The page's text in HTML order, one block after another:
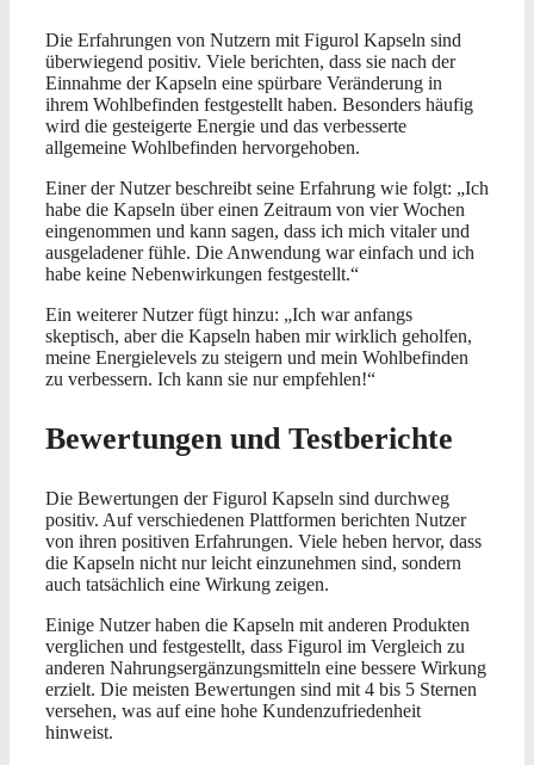
Die Erfahrungen von Nutzern mit Figurol Kapseln sind
überwiegend positiv. Viele berichten, dass sie nach der
Einnahme der Kapseln eine spürbare Veränderung in
ihrem Wohlbefinden festgestellt haben. Besonders häufig
wird die gesteigerte Energie und das verbesserte
allgemeine Wohlbefinden hervorgehoben.
Einer der Nutzer beschreibt seine Erfahrung wie folgt: „Ich
habe die Kapseln über einen Zeitraum von vier Wochen
eingenommen und kann sagen, dass ich mich vitaler und
ausgeladener fühle. Die Anwendung war einfach und ich
habe keine Nebenwirkungen festgestellt.“
Ein weiterer Nutzer fügt hinzu: „Ich war anfangs
skeptisch, aber die Kapseln haben mir wirklich geholfen,
meine Energielevels zu steigern und mein Wohlbefinden
zu verbessern. Ich kann sie nur empfehlen!“
Bewertungen und Testberichte
Die Bewertungen der Figurol Kapseln sind durchweg
positiv. Auf verschiedenen Plattformen berichten Nutzer
von ihren positiven Erfahrungen. Viele heben hervor, dass
die Kapseln nicht nur leicht einzunehmen sind, sondern
auch tatsächlich eine Wirkung zeigen.
Einige Nutzer haben die Kapseln mit anderen Produkten
verglichen und festgestellt, dass Figurol im Vergleich zu
anderen Nahrungsergänzungsmitteln eine bessere Wirkung
erzielt. Die meisten Bewertungen sind mit 4 bis 5 Sternen
versehen, was auf eine hohe Kundenzufriedenheit
hinweist.